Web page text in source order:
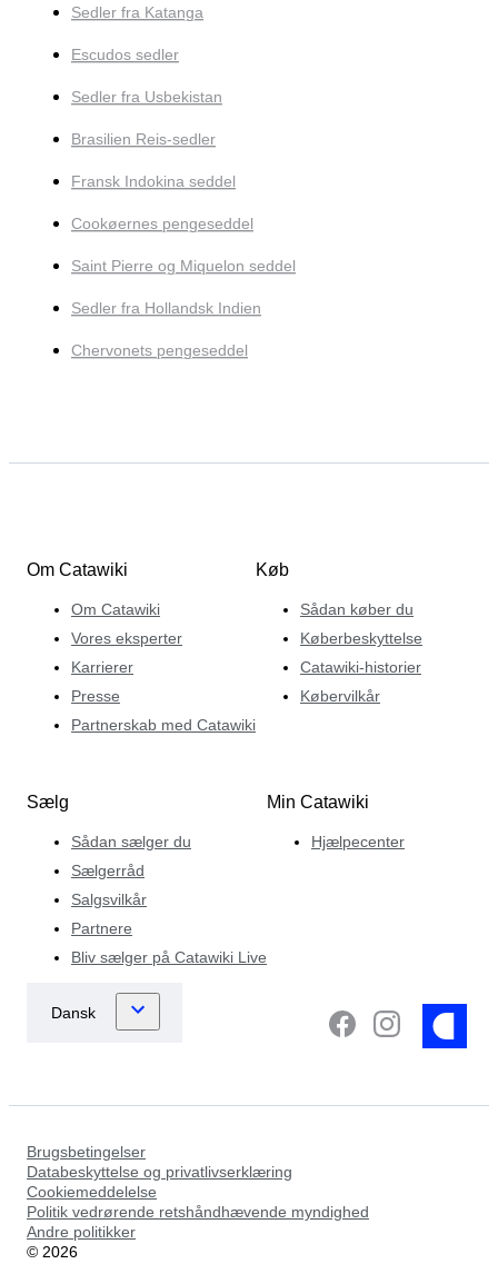
Sedler fra Katanga
Escudos sedler
Sedler fra Usbekistan
Brasilien Reis-sedler
Fransk Indokina seddel
Cookøernes pengeseddel
Saint Pierre og Miquelon seddel
Sedler fra Hollandsk Indien
Chervonets pengeseddel
Om Catawiki
Om Catawiki
Vores eksperter
Karrierer
Presse
Partnerskab med Catawiki
Køb
Sådan køber du
Køberbeskyttelse
Catawiki-historier
Købervilkår
Sælg
Sådan sælger du
Sælgerråd
Salgsvilkår
Partnere
Bliv sælger på Catawiki Live
Min Catawiki
Hjælpecenter
Brugsbetingelser
Databeskyttelse og privatlivserklæring
Cookiemeddelelse
Politik vedrørende retshåndhævende myndighed
Andre politikker
© 2026